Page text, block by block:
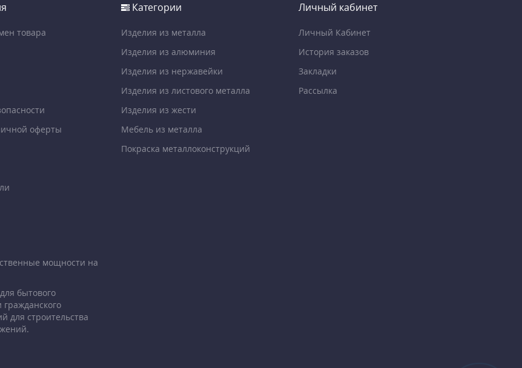
товара
оферты
Категории
Изделия из металла
Изделия из алюминия
Изделия из нержавейки
Изделия из листового металла
Изделия из жести
Мебель из металла
Покраска металлоконструкций
Личный кабинет
Личный Кабинет
История заказов
Закладки
Рассылка
мощности на
бытового
для строительства